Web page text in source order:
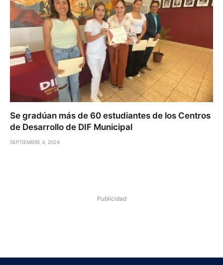
Se gradúan más de 60 estudiantes de los Centros
de Desarrollo de DIF Municipal
SEPTIEMBRE 4, 2024
Publicidad